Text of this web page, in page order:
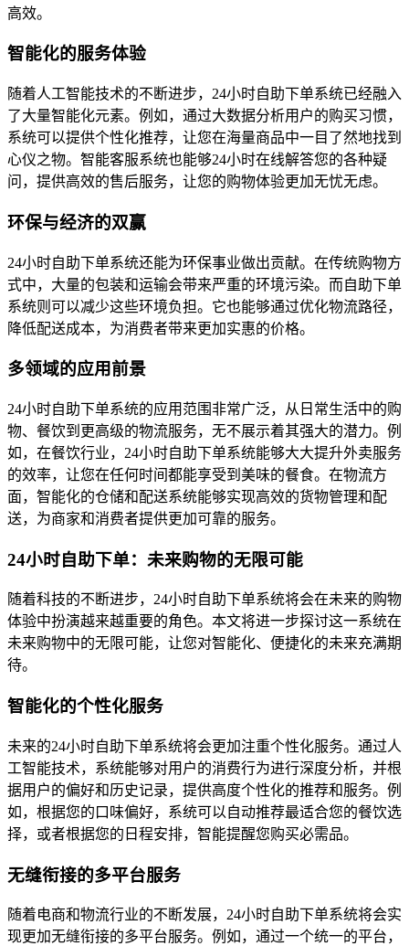
高效。
智能化的服务体验
随着人工智能技术的不断进步，24小时自助下单系统已经融入
了大量智能化元素。例如，通过大数据分析用户的购买习惯，
系统可以提供个性化推荐，让您在海量商品中一目了然地找到
心仪之物。智能客服系统也能够24小时在线解答您的各种疑
问，提供高效的售后服务，让您的购物体验更加无忧无虑。
环保与经济的双赢
24小时自助下单系统还能为环保事业做出贡献。在传统购物方
式中，大量的包装和运输会带来严重的环境污染。而自助下单
系统则可以减少这些环境负担。它也能够通过优化物流路径，
降低配送成本，为消费者带来更加实惠的价格。
多领域的应用前景
24小时自助下单系统的应用范围非常广泛，从日常生活中的购
物、餐饮到更高级的物流服务，无不展示着其强大的潜力。例
如，在餐饮行业，24小时自助下单系统能够大大提升外卖服务
的效率，让您在任何时间都能享受到美味的餐食。在物流方
面，智能化的仓储和配送系统能够实现高效的货物管理和配
送，为商家和消费者提供更加可靠的服务。
24小时自助下单：未来购物的无限可能
随着科技的不断进步，24小时自助下单系统将会在未来的购物
体验中扮演越来越重要的角色。本文将进一步探讨这一系统在
未来购物中的无限可能，让您对智能化、便捷化的未来充满期
待。
智能化的个性化服务
未来的24小时自助下单系统将会更加注重个性化服务。通过人
工智能技术，系统能够对用户的消费行为进行深度分析，并根
据用户的偏好和历史记录，提供高度个性化的推荐和服务。例
如，根据您的口味偏好，系统可以自动推荐最适合您的餐饮选
择，或者根据您的日程安排，智能提醒您购买必需品。
无缝衔接的多平台服务
随着电商和物流行业的不断发展，24小时自助下单系统将会实
现更加无缝衔接的多平台服务。例如，通过一个统一的平台，